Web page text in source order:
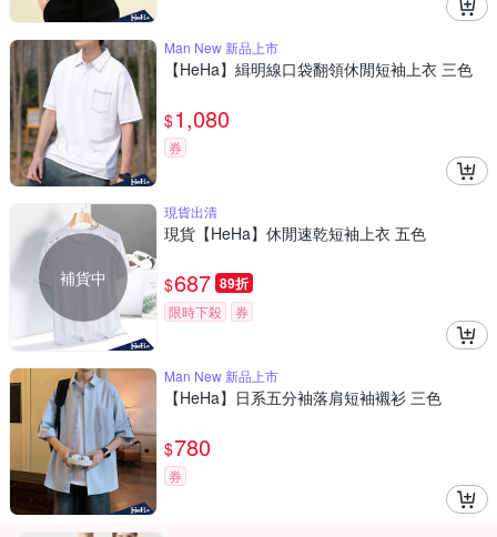
Man New 新品上市
【HeHa】緝明線口袋翻領休閒短袖上衣 三色
$1,080
券
補貨中
現貨出清
現貨【HeHa】休閒速乾短袖上衣 五色
$687 89折
限時下殺 券
Man New 新品上市
【HeHa】日系五分袖落肩短袖襯衫 三色
$780
券